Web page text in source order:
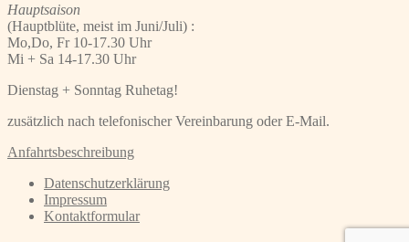
Hauptsaison
(Hauptblüte, meist im Juni/Juli) :
Mo,Do, Fr 10-17.30 Uhr
Mi + Sa 14-17.30 Uhr
Dienstag + Sonntag Ruhetag!
zusätzlich nach telefonischer Vereinbarung oder E-Mail.
Anfahrtsbeschreibung
Datenschutzerklärung
Impressum
Kontaktformular